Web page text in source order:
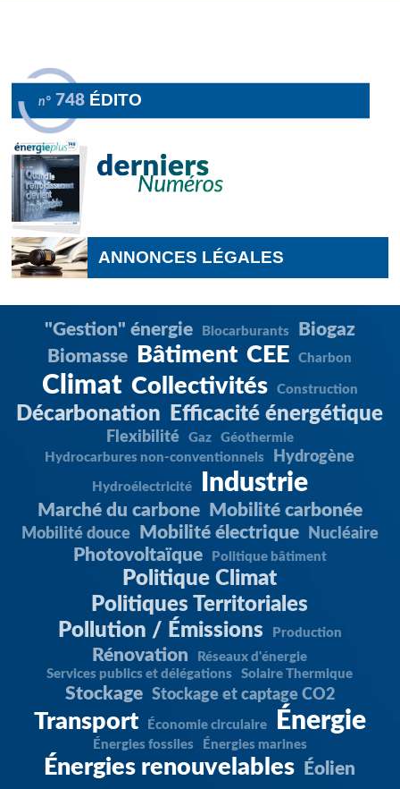
n° 748 ÉDITO
ANNONCES LÉGALES
"Gestion" énergie Biocarburants
Biogaz
Biomasse
Bâtiment CEE Charbon
Climat Collectivités Construction
Décarbonation Efficacité énergétique
Flexibilité Gaz
Géothermie
Hydrocarbures non-conventionnels
Hydrogène
Hydroélectricité Industrie
Marché du carbone Mobilité carbonée
Mobilité douce Mobilité électrique Nucléaire
Photovoltaïque Politique bâtiment
Politique Climat
Politiques Territoriales
Pollution / Émissions
Production
Rénovation
Réseaux d'énergie
Services publics et délégations
Solaire Thermique
Stockage Stockage et captage CO2
Transport Économie circulaire Énergie
Énergies fossiles Énergies marines
Énergies renouvelables Éolien